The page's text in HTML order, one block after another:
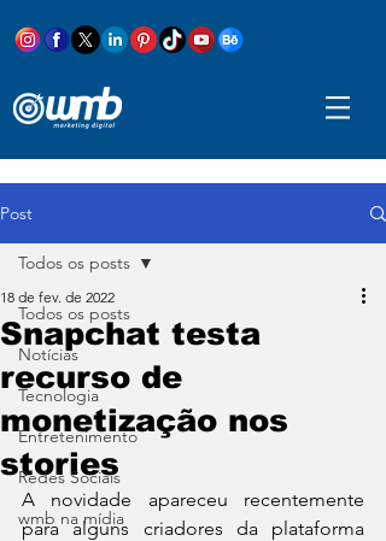
Post
Todos os posts
Notícias
Tecnologia
Entretenimento
Redes Sociais
wmb na mídia
Todos os posts
Snapchat testa
recurso de
monetização nos
stories
18 de fev. de 2022
A novidade apareceu recentemente
para alguns criadores da plataforma